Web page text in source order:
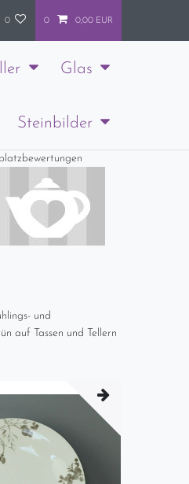
0 0 0,00 EUR
Glas
Steinbilder
und
auf Tassen und Tellern